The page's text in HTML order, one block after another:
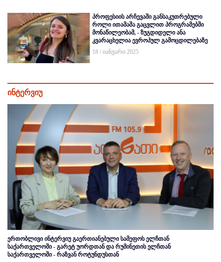
პროფესიის არჩევაში განსაკუთრებული
როლი ითამაშა გაცვლით პროგრამებში
მონაწილეობამ, - ზუგდიდელი ანა
კვარაცხელია ევროპულ გამოცდილებაზე
18 / იანვარი 2025
ინტერვიუ
ერთობლივი ინტერვიუ გაერთიანებული სამეფოს ელჩთან
საქართველოში - გარეტ უორდთან და რუმინეთის ელჩთან
საქართველოში - რაზვან როტუნდუსთან